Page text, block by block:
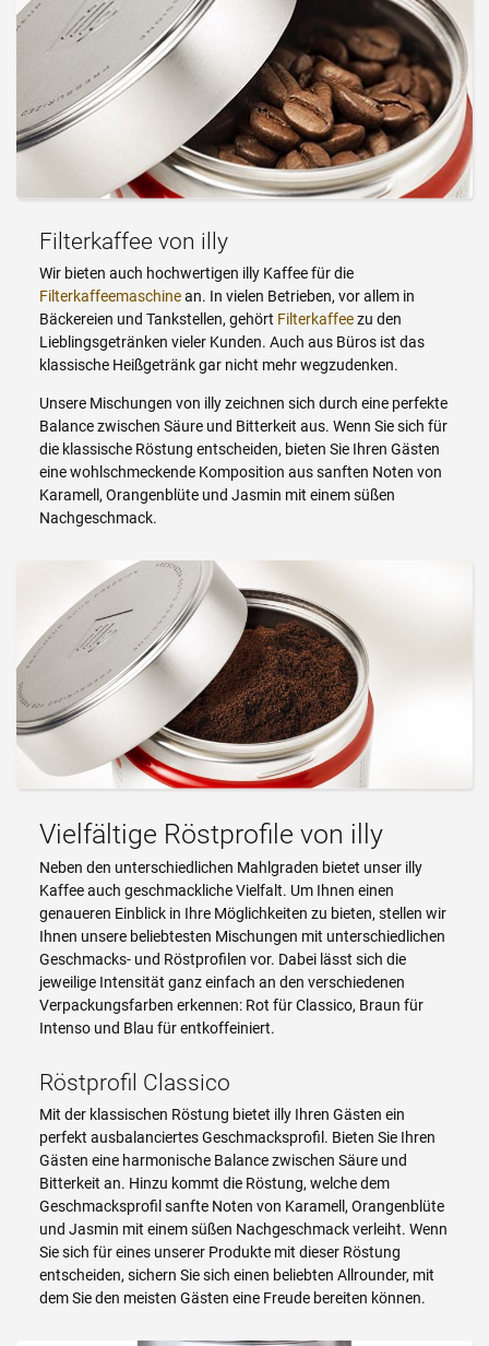
Filterkaffee von illy
Wir bieten auch hochwertigen illy Kaffee für die
Filterkaffeemaschinean. In vielen Betrieben, vor allem in
Bäckereien und Tankstellen, gehört Filterkaffeezu den
Lieblingsgetränken vieler Kunden. Auch aus Büros ist das
klassische Heißgetränk gar nicht mehr wegzudenken.
Unsere Mischungen von illy zeichnen sich durch eine perfekte
Balance zwischen Säure und Bitterkeit aus. Wenn Sie sich für
die klassische Röstung entscheiden, bieten Sie Ihren Gästen
eine wohlschmeckende Komposition aus sanften Noten von
Karamell, Orangenblüte und Jasmin mit einem süßen
Nachgeschmack.
Vielfältige Röstprofile von illy
Neben den unterschiedlichen Mahlgraden bietet unser illy
Kaffee auch geschmackliche Vielfalt. Um Ihnen einen
genaueren Einblick in Ihre Möglichkeiten zu bieten, stellen wir
Ihnen unsere beliebtesten Mischungen mit unterschiedlichen
Geschmacks- und Röstprofilen vor. Dabei lässt sich die
jeweilige Intensität ganz einfach an den verschiedenen
Verpackungsfarben erkennen: Rot für Classico, Braun für
Intenso und Blau für entkoffeiniert.
Röstprofil Classico
Mit der klassischen Röstung bietet illy Ihren Gästen ein
perfekt ausbalanciertes Geschmacksprofil. Bieten Sie Ihren
Gästen eine harmonische Balance zwischen Säure und
Bitterkeit an. Hinzu kommt die Röstung, welche dem
Geschmacksprofil sanfte Noten von Karamell, Orangenblüte
und Jasmin mit einem süßen Nachgeschmack verleiht. Wenn
Sie sich für eines unserer Produkte mit dieser Röstung
entscheiden, sichern Sie sich einen beliebten Allrounder, mit
dem Sie den meisten Gästen eine Freude bereiten können.